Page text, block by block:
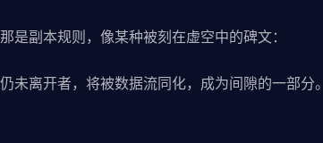
副本规则，像某种被刻在虚空中的碑文：
未离开者，将被数据流同化，成为间隙的一部分